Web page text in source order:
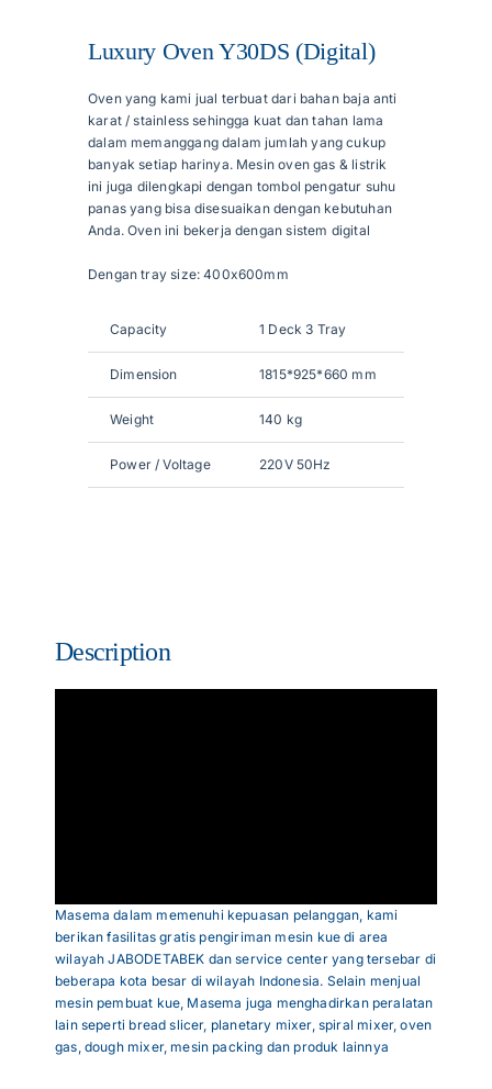
Articles
Contact Us
Luxury Oven Y30DS (Digital)
Oven yang kami jual terbuat dari bahan baja anti
karat / stainless sehingga kuat dan tahan lama
dalam memanggang dalam jumlah yang cukup
banyak setiap harinya. Mesin oven gas & listrik
ini juga dilengkapi dengan tombol pengatur suhu
panas yang bisa disesuaikan dengan kebutuhan
Anda. Oven ini bekerja dengan sistem digital
Dengan tray size: 400x600mm
Capacity 1 Deck 3 Tray
Dimension 1815*925*660 mm
Weight 140 kg
Power / Voltage 220V 50Hz
Description
Masema dalam memenuhi kepuasan pelanggan, kami
berikan fasilitas gratis pengiriman mesin kue di area
wilayah JABODETABEK dan service center yang tersebar di
beberapa kota besar di wilayah Indonesia. Selain menjual
mesin pembuat kue, Masema juga menghadirkan peralatan
lain seperti bread slicer, planetary mixer, spiral mixer, oven
gas, dough mixer, mesin packing dan produk lainnya